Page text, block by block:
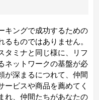
キングで成功するための
ものではありません。
タミナと同じ様に、リフ
ネットワークの基盤が必
が深まるにつれて、仲間
ービスや商品を薦めてく
れ、仲間たちがあなたの